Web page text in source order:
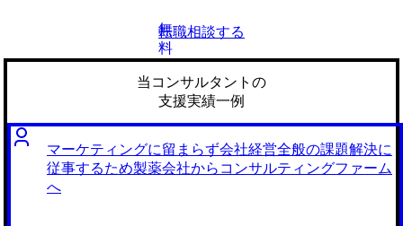
無
料
転職相談する
当コンサルタントの
支援実績一例
マーケティングに留まらず会社経営全般の課題解決に
従事するため製薬会社からコンサルティングファーム
へ